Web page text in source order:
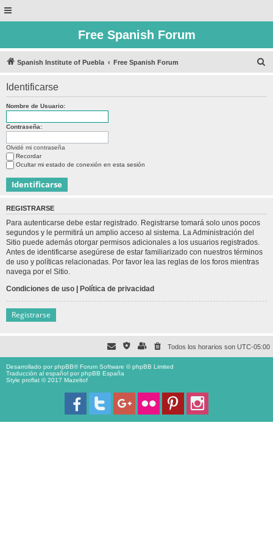
Free Spanish Forum
Spanish Institute of Puebla Free Spanish Forum
Identificarse
Nombre de Usuario:
Contraseña:
Olvidé mi contraseña
Recordar
Ocultar mi estado de conexión en esta sesión
REGISTRARSE
Para autenticarse debe estar registrado. Registrarse tomará solo unos pocos
segundos y le permitirá un amplio acceso al sistema. La Administración del
Sitio puede además otorgar permisos adicionales a los usuarios registrados.
Antes de identificarse asegúrese de estar familiarizado con nuestros términos
de uso y políticas relacionadas. Por favor lea las reglas de los foros mientras
navega por el Sitio.
Condiciones de uso | Política de privacidad
Registrarse
Todos los horarios son UTC-05:00
Desarrollado porphpBB® Forum Software © phpBB Limited
Traducción al español porphpBB España
Style proflat © 2017 Mazeltof